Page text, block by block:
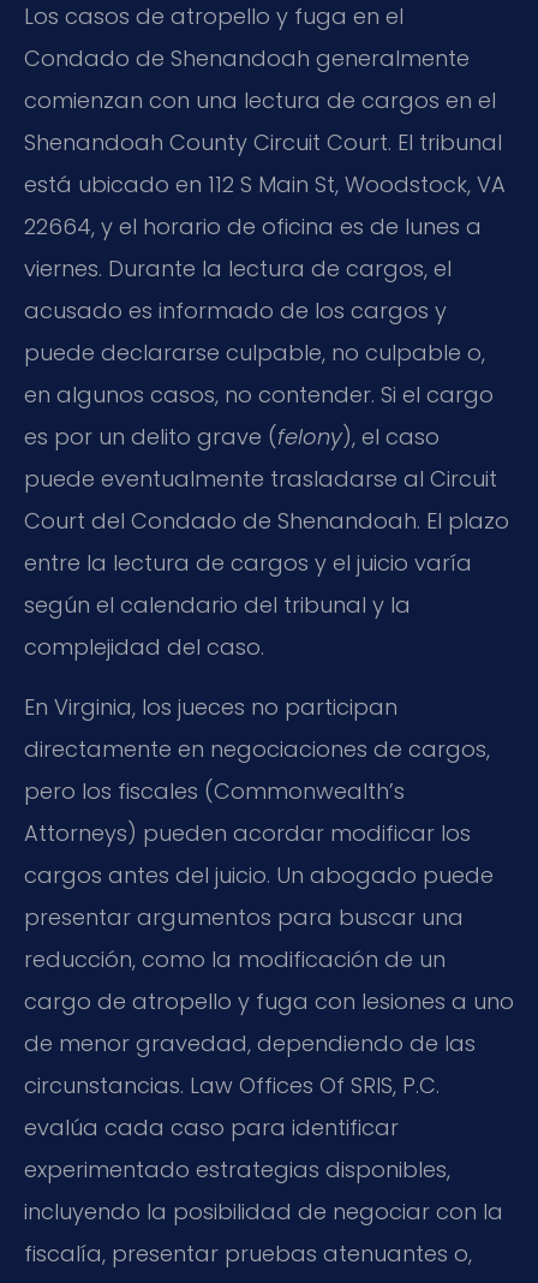
Los casos de atropello y fuga en el
Condado de Shenandoah generalmente
comienzan con una lectura de cargos en el
Shenandoah County Circuit Court. El tribunal
está ubicado en 112 S Main St, Woodstock, VA
22664, y el horario de oficina es de lunes a
viernes. Durante la lectura de cargos, el
acusado es informado de los cargos y
puede declararse culpable, no culpable o,
en algunos casos, no contender. Si el cargo
es por un delito grave (felony), el caso
puede eventualmente trasladarse al Circuit
Court del Condado de Shenandoah. El plazo
entre la lectura de cargos y el juicio varía
según el calendario del tribunal y la
complejidad del caso.
En Virginia, los jueces no participan
directamente en negociaciones de cargos,
pero los fiscales (Commonwealth’s
Attorneys) pueden acordar modificar los
cargos antes del juicio. Un abogado puede
presentar argumentos para buscar una
reducción, como la modificación de un
cargo de atropello y fuga con lesiones a uno
de menor gravedad, dependiendo de las
circunstancias. Law Offices Of SRIS, P.C.
evalúa cada caso para identificar
experimentado estrategias disponibles,
incluyendo la posibilidad de negociar con la
fiscalía, presentar pruebas atenuantes o,